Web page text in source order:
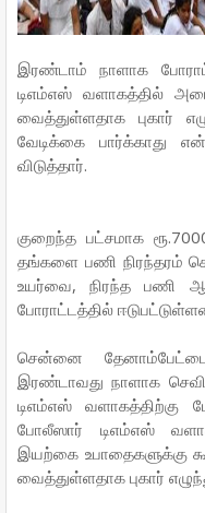
இரண்டாம் நாளாக
டிஎம்எஸ் வளாகத்தில்
வைத்துள்ளதாக புகார்
வேடிக்கை பார்க்காது
விடுத்தார்.
குறைந்த பட்சமாக
தங்களை பணி நிரந்தரம்
உயர்வை, நிரந்த பணி
போராட்டத்தில்
சென்னை
இரண்டாவது நாளாக
டிஎம்எஸ் வளாகத்திற்கு
போலீஸார் டிஎம்எஸ்
இயற்கை உபாதைகளுக்கு
வைத்துள்ளதாக புகார்